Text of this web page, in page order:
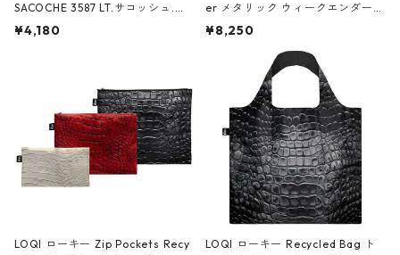
SACOCHE 3587 LT.サコッシュ.ル
ミエ-B ショルダーバッグ グロスピ
¥4,180
er メタリック ウィークエンダー
ボストンバッグ ショルダーバッグ
Black ジャン=ミッシェル・バスキ
ア/クラウン ブラック
¥8,250
LOQI ローキー Zip Pockets Recy
LOQI ローキー Recycled Bag ト